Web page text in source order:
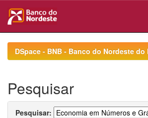
navigationDSpace - BNB - Banco do Nordeste do
Pesquisar
Pesquisar: